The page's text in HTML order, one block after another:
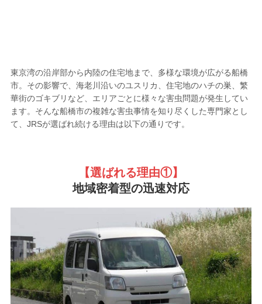
東京湾の沿岸部から内陸の住宅地まで、多様な環境が広がる船橋
市。その影響で、海老川沿いのユスリカ、住宅地のハチの巣、繁
華街のゴキブリなど、エリアごとに様々な害虫問題が発生してい
ます。そんな船橋市の複雑な害虫事情を知り尽くした専門家とし
て、JRSが選ばれ続ける理由は以下の通りです。
【選ばれる理由①】
地域密着型の迅速対応